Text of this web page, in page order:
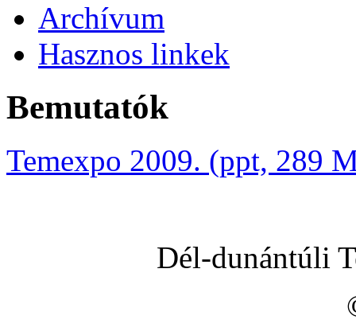
Archívum
Hasznos linkek
Bemutatók
Temexpo 2009. (ppt, 289
Dél-dunántúli